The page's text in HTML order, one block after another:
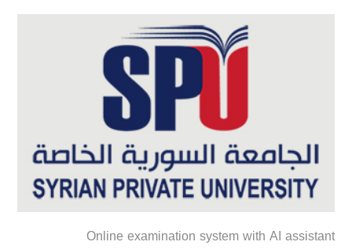
Online examination system with AI assistant